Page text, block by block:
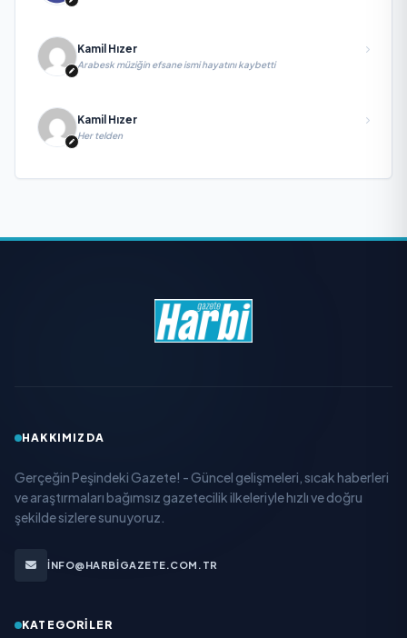
Kamil Hızer
Arabesk müziğin efsane ismi hayatını kaybetti
Kamil Hızer
Her telden
HAKKIMIZDA
Gerçeğin Peşindeki Gazete! - Güncel gelişmeleri, sıcak haberleri
ve araştırmaları bağımsız gazetecilik ilkeleriyle hızlı ve doğru
şekilde sizlere sunuyoruz.
INFO@HARBIGAZETE.COM.TR
KATEGORILER